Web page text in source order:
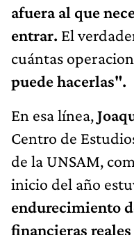
afuera al que
entrar. El
cuántas
puede hacerlas".
En esa línea,
Centro de
de la UNSAM,
inicio del año
endurecimiento
financieras reales